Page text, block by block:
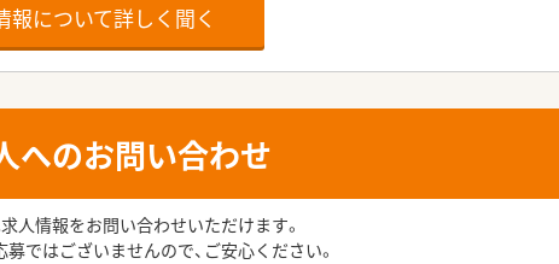
報について詳しく聞く
へのお問い合わせ
人情報をお問い合わせいただけます。
ではございませんので、ご安心ください。